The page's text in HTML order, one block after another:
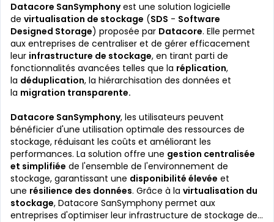
Datacore SanSymphonyest une solution logicielle
de virtualisation de stockage (SDS - Software
Designed Storage) proposée par Datacore. Elle permet
aux entreprises de centraliser et de gérer efficacement
leur infrastructure de stockage, en tirant parti de
fonctionnalités avancées telles que la réplication,
la déduplication, la hiérarchisation des données et
la migration transparente.
Datacore SanSymphony, les utilisateurs peuvent
bénéficier d'une utilisation optimale des ressources de
stockage, réduisant les coûts et améliorant les
performances. La solution offre une gestion centralisée
et simplifiée de l'ensemble de l'environnement de
stockage, garantissant une disponibilité élevée et
une résilience des données. Grâce à la virtualisation du
stockage, Datacore SanSymphony permet aux
entreprises d'optimiser leur infrastructure de stockage de